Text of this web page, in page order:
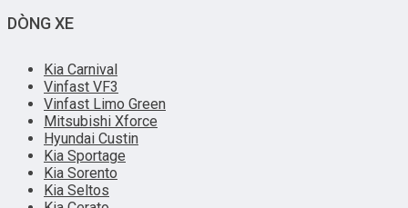
DÒNG XE
Kia Carnival
Vinfast VF3
Vinfast Limo Green
Mitsubishi Xforce
Hyundai Custin
Kia Sportage
Kia Sorento
Kia Seltos